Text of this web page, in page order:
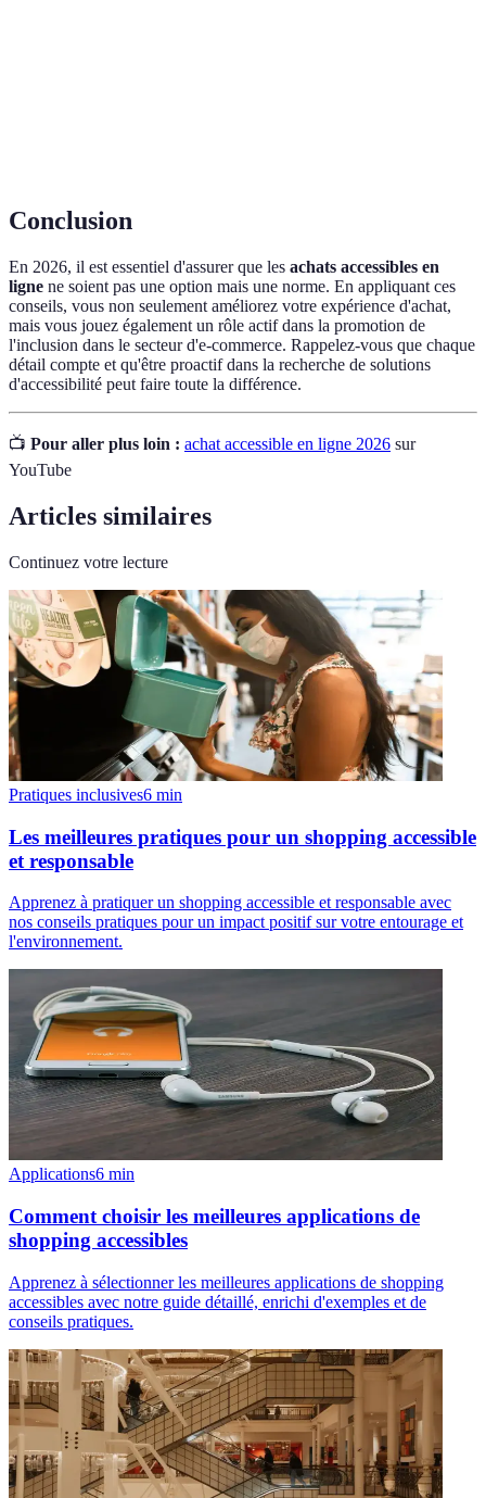
Conclusion
En 2026, il est essentiel d'assurer que les achats accessibles en
ligne ne soient pas une option mais une norme. En appliquant ces
conseils, vous non seulement améliorez votre expérience d'achat,
mais vous jouez également un rôle actif dans la promotion de
l'inclusion dans le secteur d'e-commerce. Rappelez-vous que chaque
détail compte et qu'être proactif dans la recherche de solutions
d'accessibilité peut faire toute la différence.
📺 Pour aller plus loin : achat accessible en ligne 2026 sur
YouTube
Articles similaires
Continuez votre lecture
Pratiques inclusives6 min
Les meilleures pratiques pour un shopping accessible
et responsable
Apprenez à pratiquer un shopping accessible et responsable avec
nos conseils pratiques pour un impact positif sur votre entourage et
l'environnement.
Applications6 min
Comment choisir les meilleures applications de
shopping accessibles
Apprenez à sélectionner les meilleures applications de shopping
accessibles avec notre guide détaillé, enrichi d'exemples et de
conseils pratiques.